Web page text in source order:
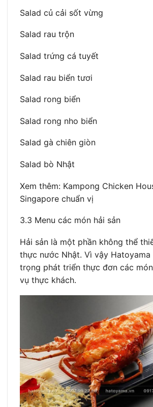
Salad củ cải sốt vừng
Salad rau trộn
Salad trứng cá tuyết
Salad rau biển tươi
Salad rong biển
Salad rong nho biển
Salad gà chiên giòn
Salad bò Nhật
Xem thêm: Kampong Chicken
Singapore chuẩn vị
3.3 Menu các món hải sản
Hải sản là một phần không thể
thực nước Nhật. Vì vậy Hatoyama
trọng phát triển thực đơn các
vụ thực khách.